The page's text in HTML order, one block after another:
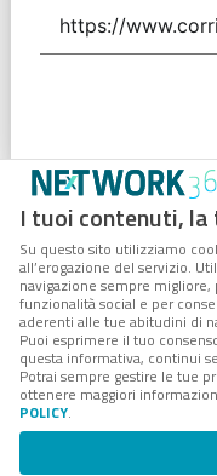
I tuoi contenuti, la
Su questo sito utilizziamo
all’erogazione del servizio.
navigazione sempre
funzionalità social e per
aderenti alle tue abitudini di
Puoi esprimere il tuo
questa informativa, continui
Potrai sempre gestire le tue
ottenere maggiori
POLICY.